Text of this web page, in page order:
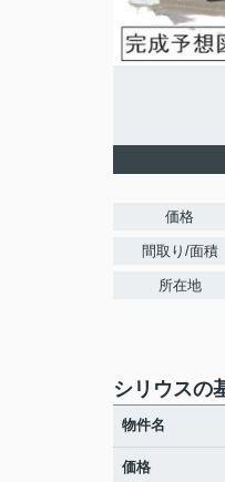
価格
間取り/面積
所在地
シリウスの
物件名
価格